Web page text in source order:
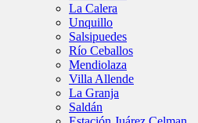
La Calera
Unquillo
Salsipuedes
Río Ceballos
Mendiolaza
Villa Allende
La Granja
Saldán